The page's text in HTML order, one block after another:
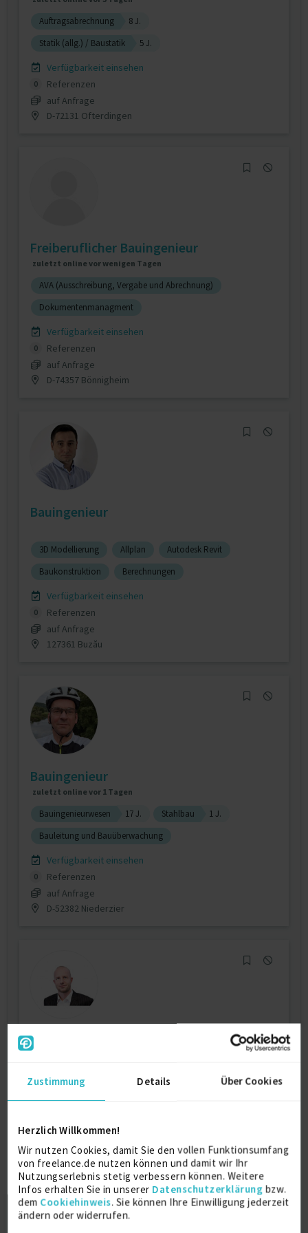
Zustimmung Details Über Cookies
Herzlich Willkommen!
Wir nutzen Cookies, damit Sie den vollen Funktionsumfang
von freelance.de nutzen können und damit wir Ihr
Nutzungserlebnis stetig verbessern können. Weitere
Infos erhalten Sie in unserer Datenschutzerklärung bzw.
dem Cookiehinweis. Sie können Ihre Einwilligung jederzeit
ändern oder widerrufen.
Auftragsabrechnung
8 J.
Statik (allg.) / Baustatik
5 J.
Verfügbarkeit einsehen
0
Referenzen
auf Anfrage
D-72131 Ofterdingen
Freiberuflicher Bauingenieur
zuletzt online vor wenigen Tagen
AVA (Ausschreibung, Vergabe und Abrechnung)
Dokumentenmanagment
Verfügbarkeit einsehen
0
Referenzen
auf Anfrage
D-74357 Bönnigheim
Bauingenieur
3D Modellierung Allplan
Autodesk Revit
Baukonstruktion
Berechnungen
Verfügbarkeit einsehen
0
Referenzen
auf Anfrage
127361 Buzău
Bauingenieur
zuletzt online vor 1 Tagen
Bauingenieurwesen 17 J. Stahlbau
1 J.
Bauleitung und Bauüberwachung
Verfügbarkeit einsehen
0
Referenzen
auf Anfrage
D-52382 Niederzier
Bauingenieur
Bauleitung / Baustellenleitung 13 J. Hochbau
6 J.
Bauingenieurwesen
Verfügbarkeit einsehen
auf Anfrage
D-10365 Berlin